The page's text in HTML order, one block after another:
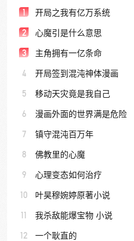
1 开局之我有亿万系统
2 心魔引是什么意思
3 主角拥有一亿条命
4 开局签到混沌神体漫画
5 移动天灾竟是我自己
6 漫画外面的世界满是危险
7 镇守混沌百万年
8 佛教里的心魔
9 心理变态如何治疗
10 叶昊穆婉婷原著小说
11 我杀敌能爆宝物 小说
12 一个耿直的